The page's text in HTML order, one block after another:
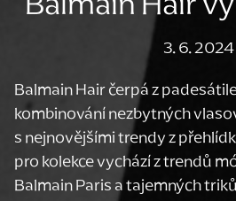
3. 6. 2024
Balmain Hair čerpá z
kombinování nezbytných
s nejnovějšími trendy z
pro kolekce vychází z trendů
Balmain Paris a tajemných